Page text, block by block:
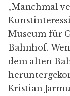
„Manchmal
Museum für
Bahnhof.
dem alten
Kristian